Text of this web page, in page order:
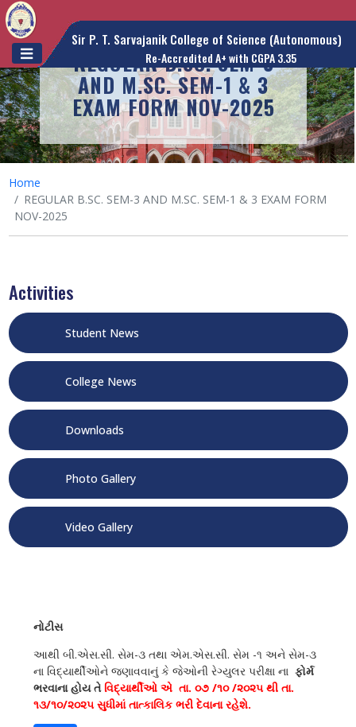
Sir P. T. Sarvajanik College of Science (Autonomous)
Re-Accredited A+ with CGPA 3.35
REGULAR B.SC. SEM-3
AND M.SC. SEM-1 & 3
EXAM FORM NOV-2025
Home
REGULAR B.SC. SEM-3 AND M.SC. SEM-1 & 3 EXAM FORM
NOV-2025
Activities
Student News
College News
Downloads
Photo Gallery
Video Gallery
નોટીસ
આથી બી.એસ.સી. સેમ-૩ તથા એમ.એસ.સી. સેમ -૧ અને સેમ-૩
ના વિદ્યાર્થીઓને જણાવવાનું કે જેઓની રેગ્યુલર પરીક્ષા ના ફોર્મ
ભરવાના હોય તે વિદ્યાર્થીઓ એ તા. ૦૭ /૧૦ /૨૦૨૫ થી તા.
૧૩/૧૦/૨૦૨૫ સુધીમાં તાત્કાલિક ભરી દેવાના રહેશે.